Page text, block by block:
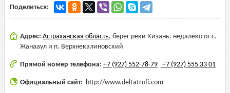
Поделиться:
Адрес: Астраханская область, берег реки Кизань, недалеко от с.
Жанааул и п. Верхнекалиновский
Прямой номер телефона: +7 (927) 552-78-79 +7 (927) 555 33 01
Официальный сайт: http://www.deltatrofi.com